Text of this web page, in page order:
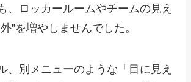
、ロッカールームやチームの見え
”を増やしませんでした。
、別メニューのような「目に見え